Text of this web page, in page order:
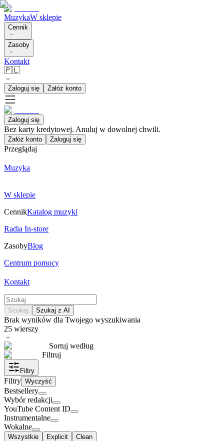
MuzykaW sklepie
Cennik
Zasoby
Kontakt
🇵🇱
Zaloguj się Załóż konto
Zaloguj się
Bez karty kredytowej. Anuluj w dowolnej chwili.
Załóż konto Zaloguj się
Przeglądaj
Muzyka
W sklepie
CennikKatalog muzyki
Radia In-store
ZasobyBlog
Centrum pomocy
Kontakt
Szukaj Szukaj z AI
Brak wyników dla Twojego wyszukiwania
25 wierszy
Sortuj według
Filtruj
Filtry
Filtry Wyczyść
Bestsellery
Wybór redakcji
YouTube Content ID
Instrumentalne
Wokalne
Wszystkie Explicit Clean